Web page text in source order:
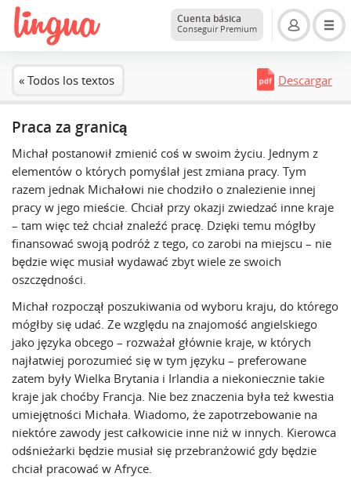
Cuenta básica
Conseguir Premium
« Todos los textos Descargar
Praca za granicą
Michał postanowił zmienić coś w swoim życiu. Jednym z
elementów o których pomyślał jest zmiana pracy. Tym
razem jednak Michałowi nie chodziło o znalezienie innej
pracy w jego mieście. Chciał przy okazji zwiedzać inne kraje
– tam więc też chciał znaleźć pracę. Dzięki temu mógłby
finansować swoją podróż z tego, co zarobi na miejscu – nie
będzie więc musiał wydawać zbyt wiele ze swoich
oszczędności.
Michał rozpoczął poszukiwania od wyboru kraju, do którego
mógłby się udać. Ze względu na znajomość angielskiego
jako języka obcego – rozważał głównie kraje, w których
najłatwiej porozumieć się w tym języku – preferowane
zatem były Wielka Brytania i Irlandia a niekoniecznie takie
kraje jak choćby Francja. Nie bez znaczenia była też kwestia
umiejętności Michała. Wiadomo, że zapotrzebowanie na
niektóre zawody jest całkowicie inne niż w innych. Kierowca
odśnieżarki będzie musiał się przebranżowić gdy będzie
chciał pracować w Afryce.